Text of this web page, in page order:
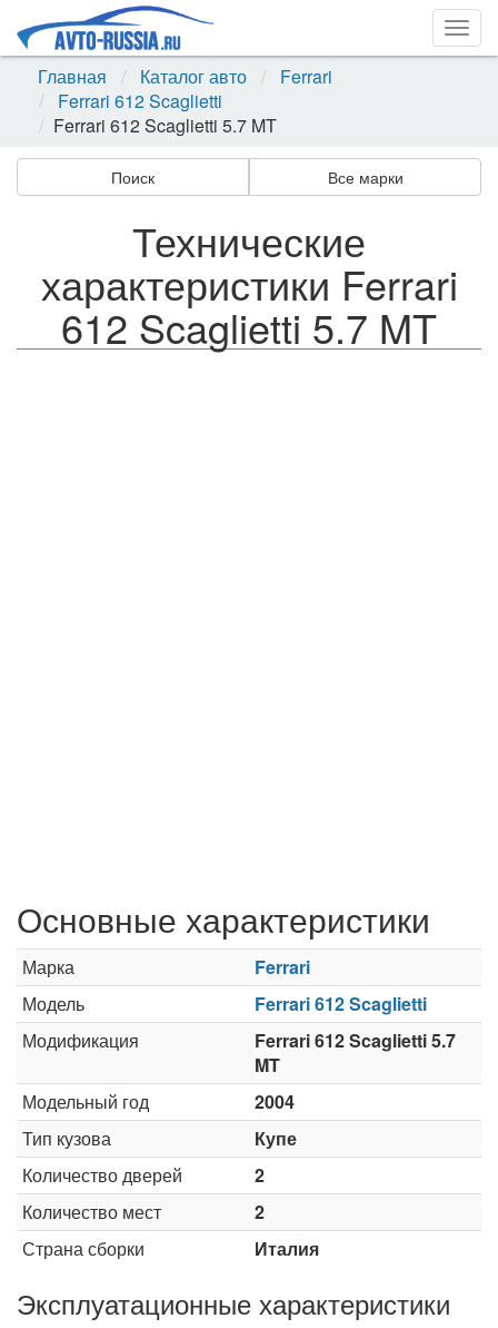
Главная
Каталог авто
Ferrari
Ferrari 612 Scaglietti
Ferrari 612 Scaglietti 5.7 MT
Поиск Все марки
Технические
характеристики Ferrari
612 Scaglietti 5.7 MT
Основные характеристики
Марка
Ferrari
Модель
Ferrari 612 Scaglietti
Модификация
Ferrari 612 Scaglietti 5.7
MT
Модельный год
2004
Тип кузова
Купе
Количество дверей
2
Количество мест
2
Страна сборки
Италия
Эксплуатационные характеристики